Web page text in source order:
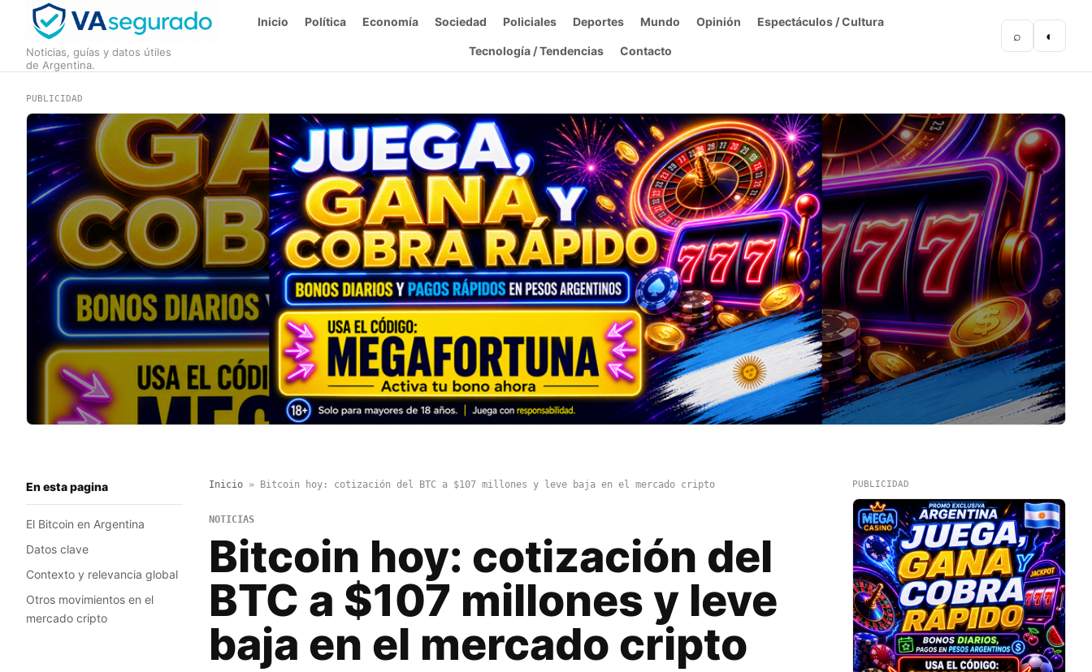
Noticias, guías y datos útiles
de Argentina.
Inicio Política Economía Sociedad Policiales Deportes Mundo Opinión Espectáculos / Cultura
Tecnología / Tendencias Contacto
⌕ ◐
PUBLICIDAD
En esta pagina
El Bitcoin en Argentina
Datos clave
Contexto y relevancia global
Otros movimientos en el
mercado cripto
Inicio» Bitcoin hoy: cotización del BTC a $107 millones y leve baja en el mercado cripto
NOTICIAS
Bitcoin hoy: cotización del
BTC a $107 millones y leve
baja en el mercado cripto
PUBLICIDAD